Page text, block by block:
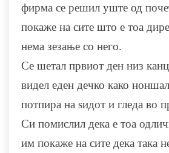
фирма се решил уште од
покаже на сите што е тоа
нема зезање со него.
Се шетал првиот ден низ
видел еден дечко како
потпира на ѕидот и гледа во
Си помислил дека е тоа
им покаже на сите дека така